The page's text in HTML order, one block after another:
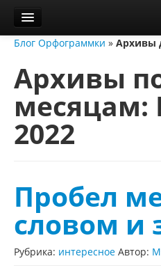
Орфограммка
Библиотека
Блог
О нас
Диктанты
Блог Орфограммки » Архивы
Архивы
месяцам:
2022
Пробел
словом и
Рубрика: интересное Автор: